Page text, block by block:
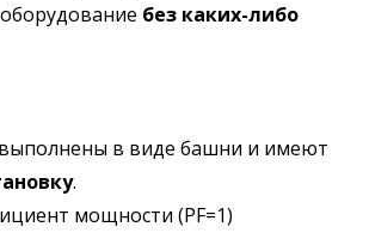
без каких-либо
выполнены в виде башни и имеют
.
мощности (PF=1)